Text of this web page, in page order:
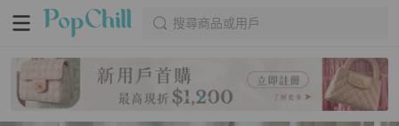
搜尋商品或用戶